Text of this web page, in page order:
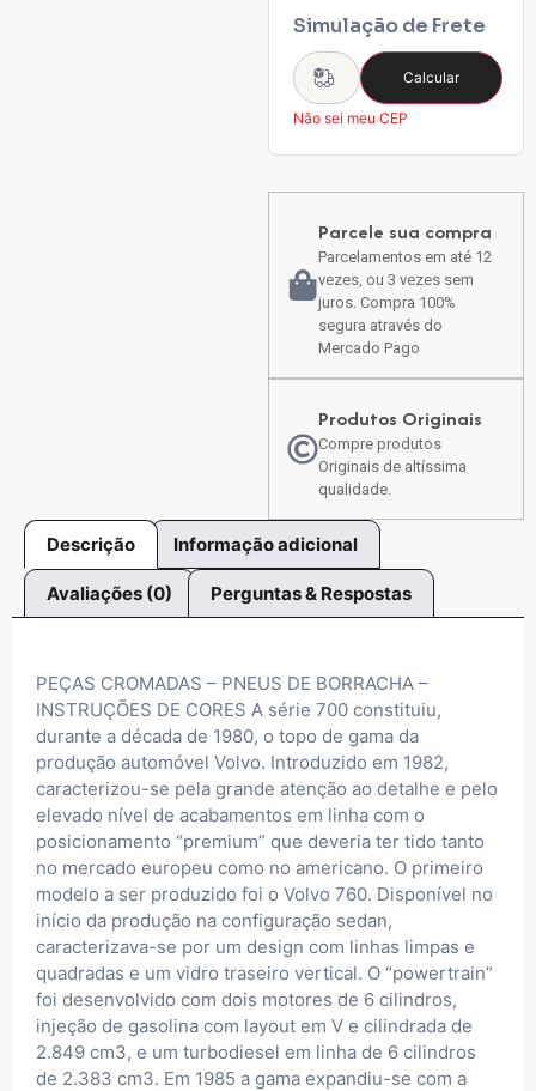
Simulação de Frete
Calcular
Não sei meu CEP
Parcele sua compra
Parcelamentos em até 12
vezes, ou 3 vezes sem
juros. Compra 100%
segura através do
Mercado Pago
Produtos Originais
Compre produtos
Originais de altíssima
qualidade.
Descrição Informação adicional
Avaliações (0) Perguntas & Respostas
PEÇAS CROMADAS – PNEUS DE BORRACHA –
INSTRUÇÕES DE CORES A série 700 constituiu,
durante a década de 1980, o topo de gama da
produção automóvel Volvo. Introduzido em 1982,
caracterizou-se pela grande atenção ao detalhe e pelo
elevado nível de acabamentos em linha com o
posicionamento “premium” que deveria ter tido tanto
no mercado europeu como no americano. O primeiro
modelo a ser produzido foi o Volvo 760. Disponível no
início da produção na configuração sedan,
caracterizava-se por um design com linhas limpas e
quadradas e um vidro traseiro vertical. O “powertrain”
foi desenvolvido com dois motores de 6 cilindros,
injeção de gasolina com layout em V e cilindrada de
2.849 cm3, e um turbodiesel em linha de 6 cilindros
de 2.383 cm3. Em 1985 a gama expandiu-se com a